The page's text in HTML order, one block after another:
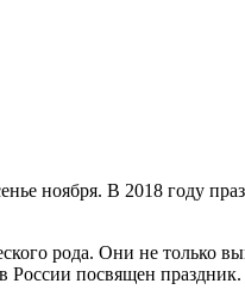
ноября. В 2018 году
рода. Они не только
России посвящен праздник.